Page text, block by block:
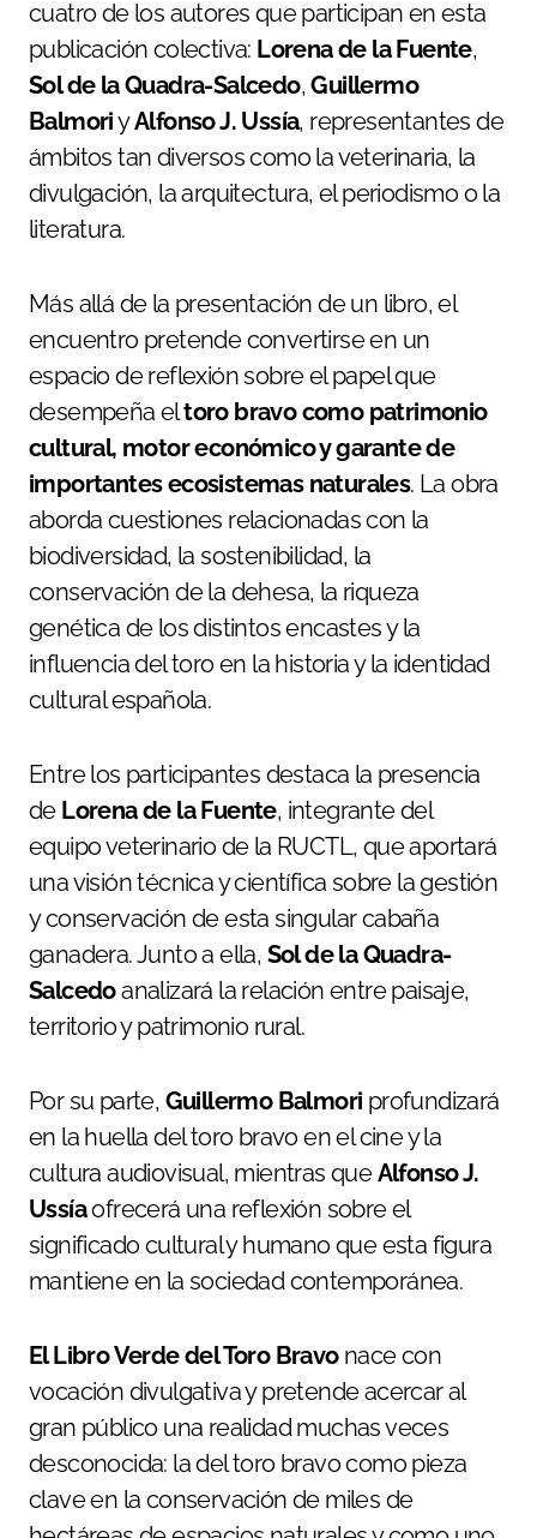
cuatro de los autores que participan en esta
publicación colectiva: Lorena de la Fuente,
Sol de la Quadra-Salcedo,Guillermo
BalmoriyAlfonso J. Ussía, representantes de
ámbitos tan diversos como la veterinaria, la
divulgación, la arquitectura, el periodismo o la
literatura.
Más allá de la presentación de un libro, el
encuentro pretende convertirse en un
espacio de reflexión sobre el papel que
desempeña eltoro bravo como patrimonio
cultural, motor económico y garante de
importantes ecosistemas naturales. La obra
aborda cuestiones relacionadas con la
biodiversidad, la sostenibilidad, la
conservación de la dehesa, la riqueza
genética de los distintos encastes y la
influencia del toro en la historia y la identidad
cultural española.
Entre los participantes destaca la presencia
de Lorena de la Fuente, integrante del
equipo veterinario de la RUCTL, que aportará
una visión técnica y científica sobre la gestión
y conservación de esta singular cabaña
ganadera. Junto a ella, Sol de la Quadra-
Salcedoanalizará la relación entre paisaje,
territorio y patrimonio rural.
Por su parte, Guillermo Balmori profundizará
en la huella del toro bravo en el cine y la
cultura audiovisual, mientras queAlfonso J.
Ussíaofrecerá una reflexión sobre el
significado cultural y humano que esta figura
mantiene en la sociedad contemporánea.
El Libro Verde del Toro Bravonace con
vocación divulgativa y pretende acercar al
gran público una realidad muchas veces
desconocida: la del toro bravo como pieza
clave en la conservación de miles de